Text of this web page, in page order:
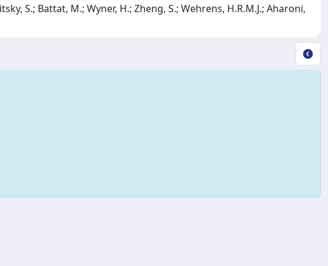
S.; Battat, M.; Wyner, H.; Zheng, S.; Wehrens, H.R.M.J.; Aharoni,